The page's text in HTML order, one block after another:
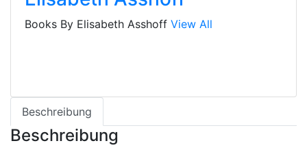
Books By Elisabeth Asshoff View All
Beschreibung
Beschreibung